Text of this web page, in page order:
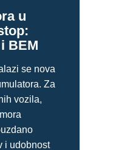
u
BEM
se nova
Za
vozila,
i udobnost